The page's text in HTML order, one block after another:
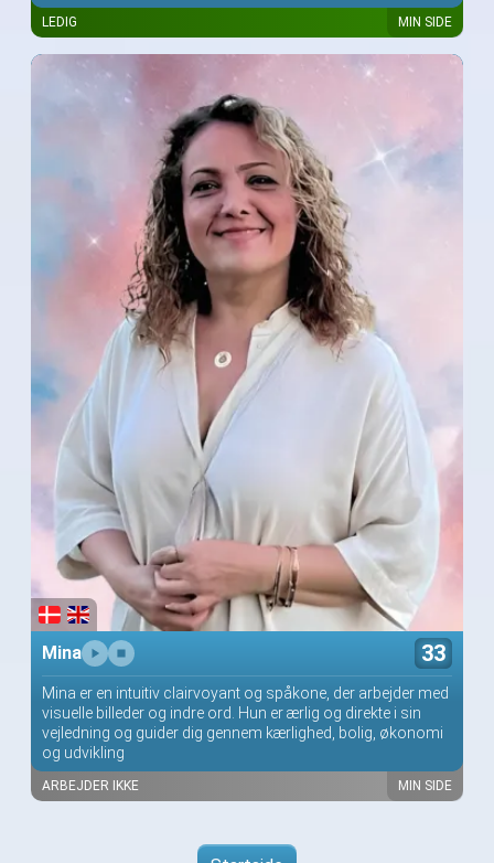
LEDIG MIN SIDE
Mina 33
Mina er en intuitiv clairvoyant og spåkone, der arbejder med
visuelle billeder og indre ord. Hun er ærlig og direkte i sin
vejledning og guider dig gennem kærlighed, bolig, økonomi
og udvikling
ARBEJDER IKKE MIN SIDE